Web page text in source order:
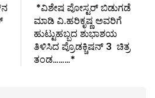
*ವಿಶೇಷ ಪೋಸ್ಟರ್ ಬಿಡುಗಡೆ
ಮಾಡಿ ವಿ.ಹರಿಕೃಷ್ಣ ಅವರಿಗೆ
ಹುಟ್ಟುಹಬ್ಬದ ಶುಭಾಶಯ
ತಿಳಿಸಿದ ಪ್ರೊಡಕ್ಚಿಷನ್ 3 ಚಿತ್ರ
ತಂಡ………*